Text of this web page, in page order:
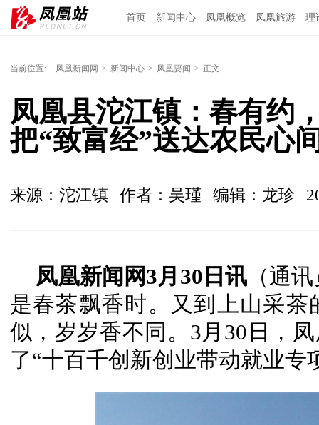
首页 新闻中心 凤凰概览 凤凰旅游 理
当前位置: 凤凰新闻网 > 新闻中心 > 凤凰要闻 > 正文
凤凰县沱江镇：春有约
把“致富经”送达农民心
来源：沱江镇 作者：吴瑾 编辑：龙珍
凤凰新闻网3月30日讯 （通
是春茶飘香时。又到上山采
似，岁岁香不同。3月30日，
了“十百千创新创业带动就业专